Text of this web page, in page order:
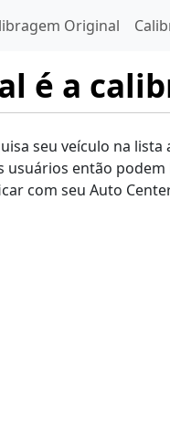
Original
é a
seu veículo na
usuários então
com seu Auto